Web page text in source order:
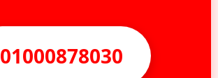
01000878030